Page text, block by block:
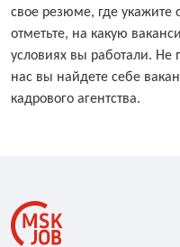
свое резюме, где
отметьте, на какую
условиях вы работали. Не
нас вы найдете себе
кадрового агентства.